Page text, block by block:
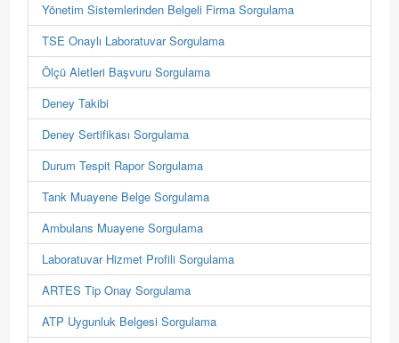
Yönetim Sistemlerinden Belgeli Firma Sorgulama
TSE Onaylı Laboratuvar Sorgulama
Ölçü Aletleri Başvuru Sorgulama
Deney Takibi
Deney Sertifikası Sorgulama
Durum Tespit Rapor Sorgulama
Tank Muayene Belge Sorgulama
Ambulans Muayene Sorgulama
Laboratuvar Hizmet Profili Sorgulama
ARTES Tip Onay Sorgulama
ATP Uygunluk Belgesi Sorgulama